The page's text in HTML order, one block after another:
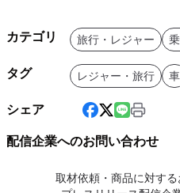
カテゴリ 旅行・レジャー
タグ レジャー・旅行 車
シェア
配信企業へのお問い合わせ
取材依頼・商品に対する